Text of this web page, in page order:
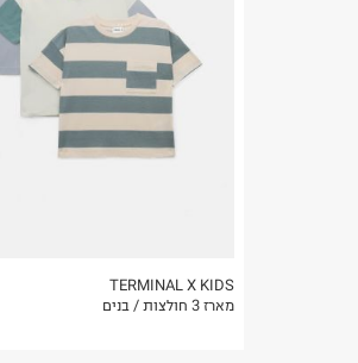
TERMINAL X KIDS
מארז 3 חולצות / בנים